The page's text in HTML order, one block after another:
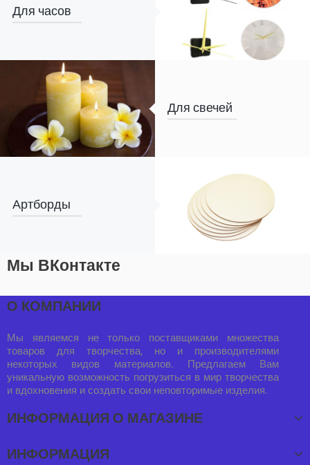
Для часов
Для свечей
Артборды
Мы ВКонтакте
О КОМПАНИИ
Мы являемся не только поставщиками множества
товаров для творчества, но и производителями
некоторых видов материалов. Предлагаем Вам
уникальную возможность погрузиться в мир творчества
и вдохновения и создать свои неповторимые изделия.
ИНФОРМАЦИЯ О МАГАЗИНЕ
ИНФОРМАЦИЯ